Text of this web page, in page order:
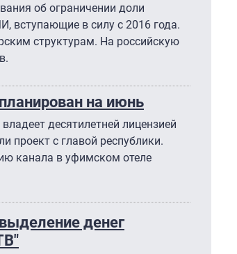
об ограничении доли
вступающие в силу с 2016 года.
структурам. На российскую
на июнь
десятилетней лицензией
проект с главой республики.
канала в уфимском отеле
денег